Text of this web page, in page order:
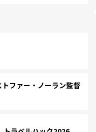
ファー・ノーラン監督